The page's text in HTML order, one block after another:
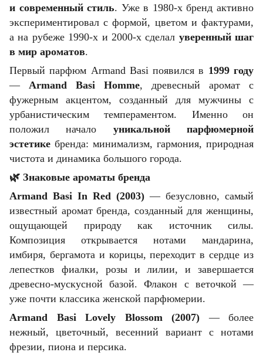
и современный стиль. Уже в 1980-х бренд активно
экспериментировал с формой, цветом и фактурами,
а на рубеже 1990-х и 2000-х сделал уверенный шаг
в мир ароматов.
Первый парфюм Armand Basi появился в 1999 году
— Armand Basi Homme, древесный аромат с
фужерным акцентом, созданный для мужчины с
урбанистическим темпераментом. Именно он
положил начало уникальной парфюмерной
эстетике бренда: минимализм, гармония, природная
чистота и динамика большого города.
🌿 Знаковые ароматы бренда
Armand Basi In Red (2003) — безусловно, самый
известный аромат бренда, созданный для женщины,
ощущающей природу как источник силы.
Композиция открывается нотами мандарина,
имбиря, бергамота и корицы, переходит в сердце из
лепестков фиалки, розы и лилии, и завершается
древесно-мускусной базой. Флакон с веточкой —
уже почти классика женской парфюмерии.
Armand Basi Lovely Blossom (2007) — более
нежный, цветочный, весенний вариант с нотами
фрезии, пиона и персика.